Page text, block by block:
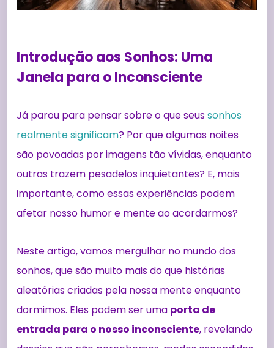
Introdução aos Sonhos: Uma
Janela para o Inconsciente
Já parou para pensar sobre o que seussonhos
realmente significam? Por que algumas noites
são povoadas por imagens tão vívidas, enquanto
outras trazem pesadelos inquietantes? E, mais
importante, como essas experiências podem
afetar nosso humor e mente ao acordarmos?
Neste artigo, vamos mergulhar no mundo dos
sonhos, que são muito mais do que histórias
aleatórias criadas pela nossa mente enquanto
dormimos. Eles podem ser uma porta de
entrada para o nosso inconsciente, revelando